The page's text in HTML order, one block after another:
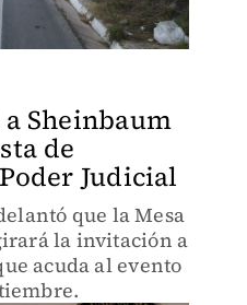
Sheinbaum
de
Judicial
que la Mesa
la invitación a
acuda al evento